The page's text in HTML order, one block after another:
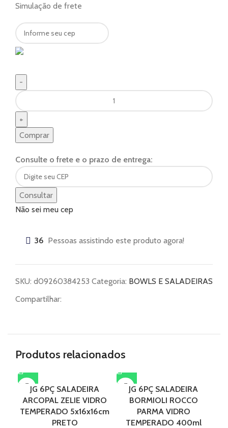
Simulação de frete
Comprar
Consulte o frete e o prazo de entrega:
Consultar
Não sei meu cep
36 Pessoas assistindo este produto agora!
SKU: d09260384253 Categoria: BOWLS E SALADEIRAS
Compartilhar:
Produtos relacionados
JG 6PÇ SALADEIRA
ARCOPAL ZELIE VIDRO
TEMPERADO 5x16x16cm
PRETO
JG 6PÇ SALADEIRA
BORMIOLI ROCCO
PARMA VIDRO
TEMPERADO 400ml